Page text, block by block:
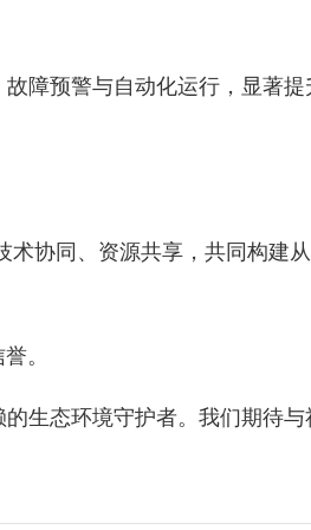
障预警与自动化运行，显著提
术协同、资源共享，共同构建
。
生态环境守护者。我们期待与